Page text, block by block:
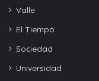
Valle
El Tiempo
Sociedad
Universidad